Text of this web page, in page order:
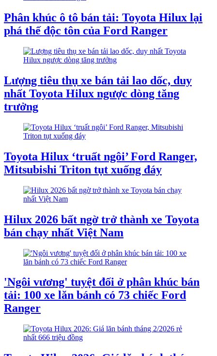
Phân khúc ô tô bán tải: Toyota Hilux lại
phá thế độc tôn của Ford Ranger
Lượng tiêu thụ xe bán tải lao dốc, duy
nhất Toyota Hilux ngược dòng tăng
trưởng
Toyota Hilux ‘truất ngôi’ Ford Ranger,
Mitsubishi Triton tụt xuống đáy
Hilux 2026 bất ngờ trở thành xe Toyota
bán chạy nhất Việt Nam
'Ngôi vương' tuyệt đối ở phân khúc bán
tải: 100 xe lăn bánh có 73 chiếc Ford
Ranger